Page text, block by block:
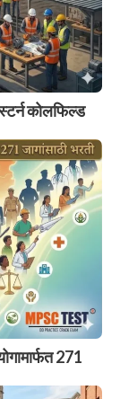
कोलफिल्ड
271